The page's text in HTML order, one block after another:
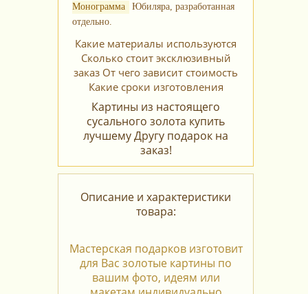
Монограмма
Юбиляра, разработанная
отдельно.
Какие материалы используются
Сколько стоит эксклюзивный
заказ От чего зависит стоимость
Какие сроки изготовления
Картины из настоящего
сусального золота купить
лучшему Другу подарок на
заказ!
Описание и характеристики
товара:
Мастерская подарков изготовит
для Вас золотые картины по
вашим фото, идеям или